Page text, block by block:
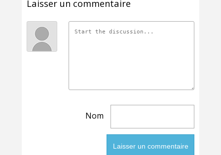
Laisser un commentaire
Nom